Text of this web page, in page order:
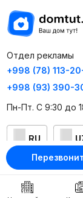
Отдел рекламы
+998 (78) 113-
+998 (93) 390-
Пн-Пт. С 9:30 до
RU
Контакты
О проекте